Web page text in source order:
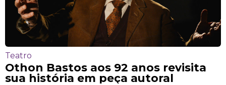
Teatro
Othon Bastos aos 92 anos revisita
sua história em peça autoral